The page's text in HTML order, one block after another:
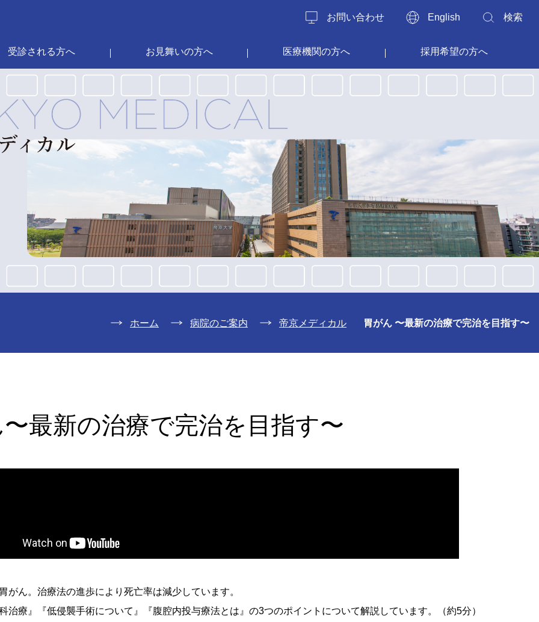
お問い合わせ English 検索
受診される方へ お見舞いの方へ 医療機関の方へ 採用希望の方へ
ホーム 病院のご案内 帝京メディカル 胃がん 〜最新の治療で完治を目指す〜
最新の治療で完治を目指す〜
がん。治療法の進歩により死亡率は減少しています。
治療』『低侵襲手術について』『腹腔内投与療法とは』の3つのポイントについて解説しています。（約5分）